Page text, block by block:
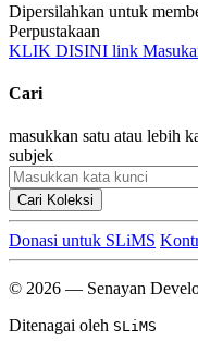
Dipersilahkan untuk
Perpustakaan
KLIK DISINI link
Cari
masukkan satu atau lebih
subjek
Cari Koleksi
Donasi untuk SLiMS
© 2026 — Senayan
Ditenagai oleh SLiMS